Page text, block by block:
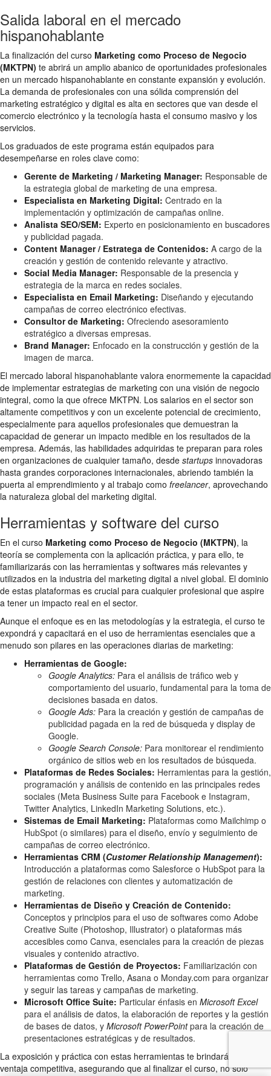
Salida laboral en el mercado
hispanohablante
La finalización del curso Marketing como Proceso de Negocio
(MKTPN) te abrirá un amplio abanico de oportunidades profesionales
en un mercado hispanohablante en constante expansión y evolución.
La demanda de profesionales con una sólida comprensión del
marketing estratégico y digital es alta en sectores que van desde el
comercio electrónico y la tecnología hasta el consumo masivo y los
servicios.
Los graduados de este programa están equipados para
desempeñarse en roles clave como:
Gerente de Marketing / Marketing Manager: Responsable de
la estrategia global de marketing de una empresa.
Especialista en Marketing Digital: Centrado en la
implementación y optimización de campañas online.
Analista SEO/SEM: Experto en posicionamiento en buscadores
y publicidad pagada.
Content Manager / Estratega de Contenidos: A cargo de la
creación y gestión de contenido relevante y atractivo.
Social Media Manager: Responsable de la presencia y
estrategia de la marca en redes sociales.
Especialista en Email Marketing: Diseñando y ejecutando
campañas de correo electrónico efectivas.
Consultor de Marketing: Ofreciendo asesoramiento
estratégico a diversas empresas.
Brand Manager: Enfocado en la construcción y gestión de la
imagen de marca.
El mercado laboral hispanohablante valora enormemente la capacidad
de implementar estrategias de marketing con una visión de negocio
integral, como la que ofrece MKTPN. Los salarios en el sector son
altamente competitivos y con un excelente potencial de crecimiento,
especialmente para aquellos profesionales que demuestran la
capacidad de generar un impacto medible en los resultados de la
empresa. Además, las habilidades adquiridas te preparan para roles
en organizaciones de cualquier tamaño, desde startups innovadoras
hasta grandes corporaciones internacionales, abriendo también la
puerta al emprendimiento y al trabajo como freelancer, aprovechando
la naturaleza global del marketing digital.
Herramientas y software del curso
En el curso Marketing como Proceso de Negocio (MKTPN), la
teoría se complementa con la aplicación práctica, y para ello, te
familiarizarás con las herramientas y softwares más relevantes y
utilizados en la industria del marketing digital a nivel global. El dominio
de estas plataformas es crucial para cualquier profesional que aspire
a tener un impacto real en el sector.
Aunque el enfoque es en las metodologías y la estrategia, el curso te
expondrá y capacitará en el uso de herramientas esenciales que a
menudo son pilares en las operaciones diarias de marketing:
Herramientas de Google:
Google Analytics: Para el análisis de tráfico web y
comportamiento del usuario, fundamental para la toma de
decisiones basada en datos.
Google Ads: Para la creación y gestión de campañas de
publicidad pagada en la red de búsqueda y display de
Google.
Google Search Console: Para monitorear el rendimiento
orgánico de sitios web en los resultados de búsqueda.
Plataformas de Redes Sociales: Herramientas para la gestión,
programación y análisis de contenido en las principales redes
sociales (Meta Business Suite para Facebook e Instagram,
Twitter Analytics, LinkedIn Marketing Solutions, etc.).
Sistemas de Email Marketing: Plataformas como Mailchimp o
HubSpot (o similares) para el diseño, envío y seguimiento de
campañas de correo electrónico.
Herramientas CRM (Customer Relationship Management):
Introducción a plataformas como Salesforce o HubSpot para la
gestión de relaciones con clientes y automatización de
marketing.
Herramientas de Diseño y Creación de Contenido:
Conceptos y principios para el uso de softwares como Adobe
Creative Suite (Photoshop, Illustrator) o plataformas más
accesibles como Canva, esenciales para la creación de piezas
visuales y contenido atractivo.
Plataformas de Gestión de Proyectos: Familiarización con
herramientas como Trello, Asana o Monday.com para organizar
y seguir las tareas y campañas de marketing.
Microsoft Office Suite: Particular énfasis en Microsoft Excel
para el análisis de datos, la elaboración de reportes y la gestión
de bases de datos, y Microsoft PowerPointpara la creación de
presentaciones estratégicas y de resultados.
La exposición y práctica con estas herramientas te brindará una
ventaja competitiva, asegurando que al finalizar el curso, no solo